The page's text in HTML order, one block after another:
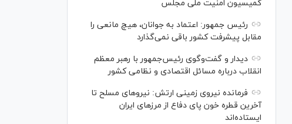
کمیسیون امنیت ملی مجلس
رئیس جمهور: اعتماد به جوانان، هیچ مانعی را
مقابل پیشرفت کشور باقی نمی‌گذارد
دیدار و گفت‌‌وگوی رئیس‌جمهور با رهبر معظم
انقلاب درباره مسائل اقتصادی و نظامی کشور
فرمانده نیروی زمینی ارتش: نیرو‌های مسلح تا
آخرین قطره خون پای دفاع از مرز‌های ایران
ایستاده‌اند